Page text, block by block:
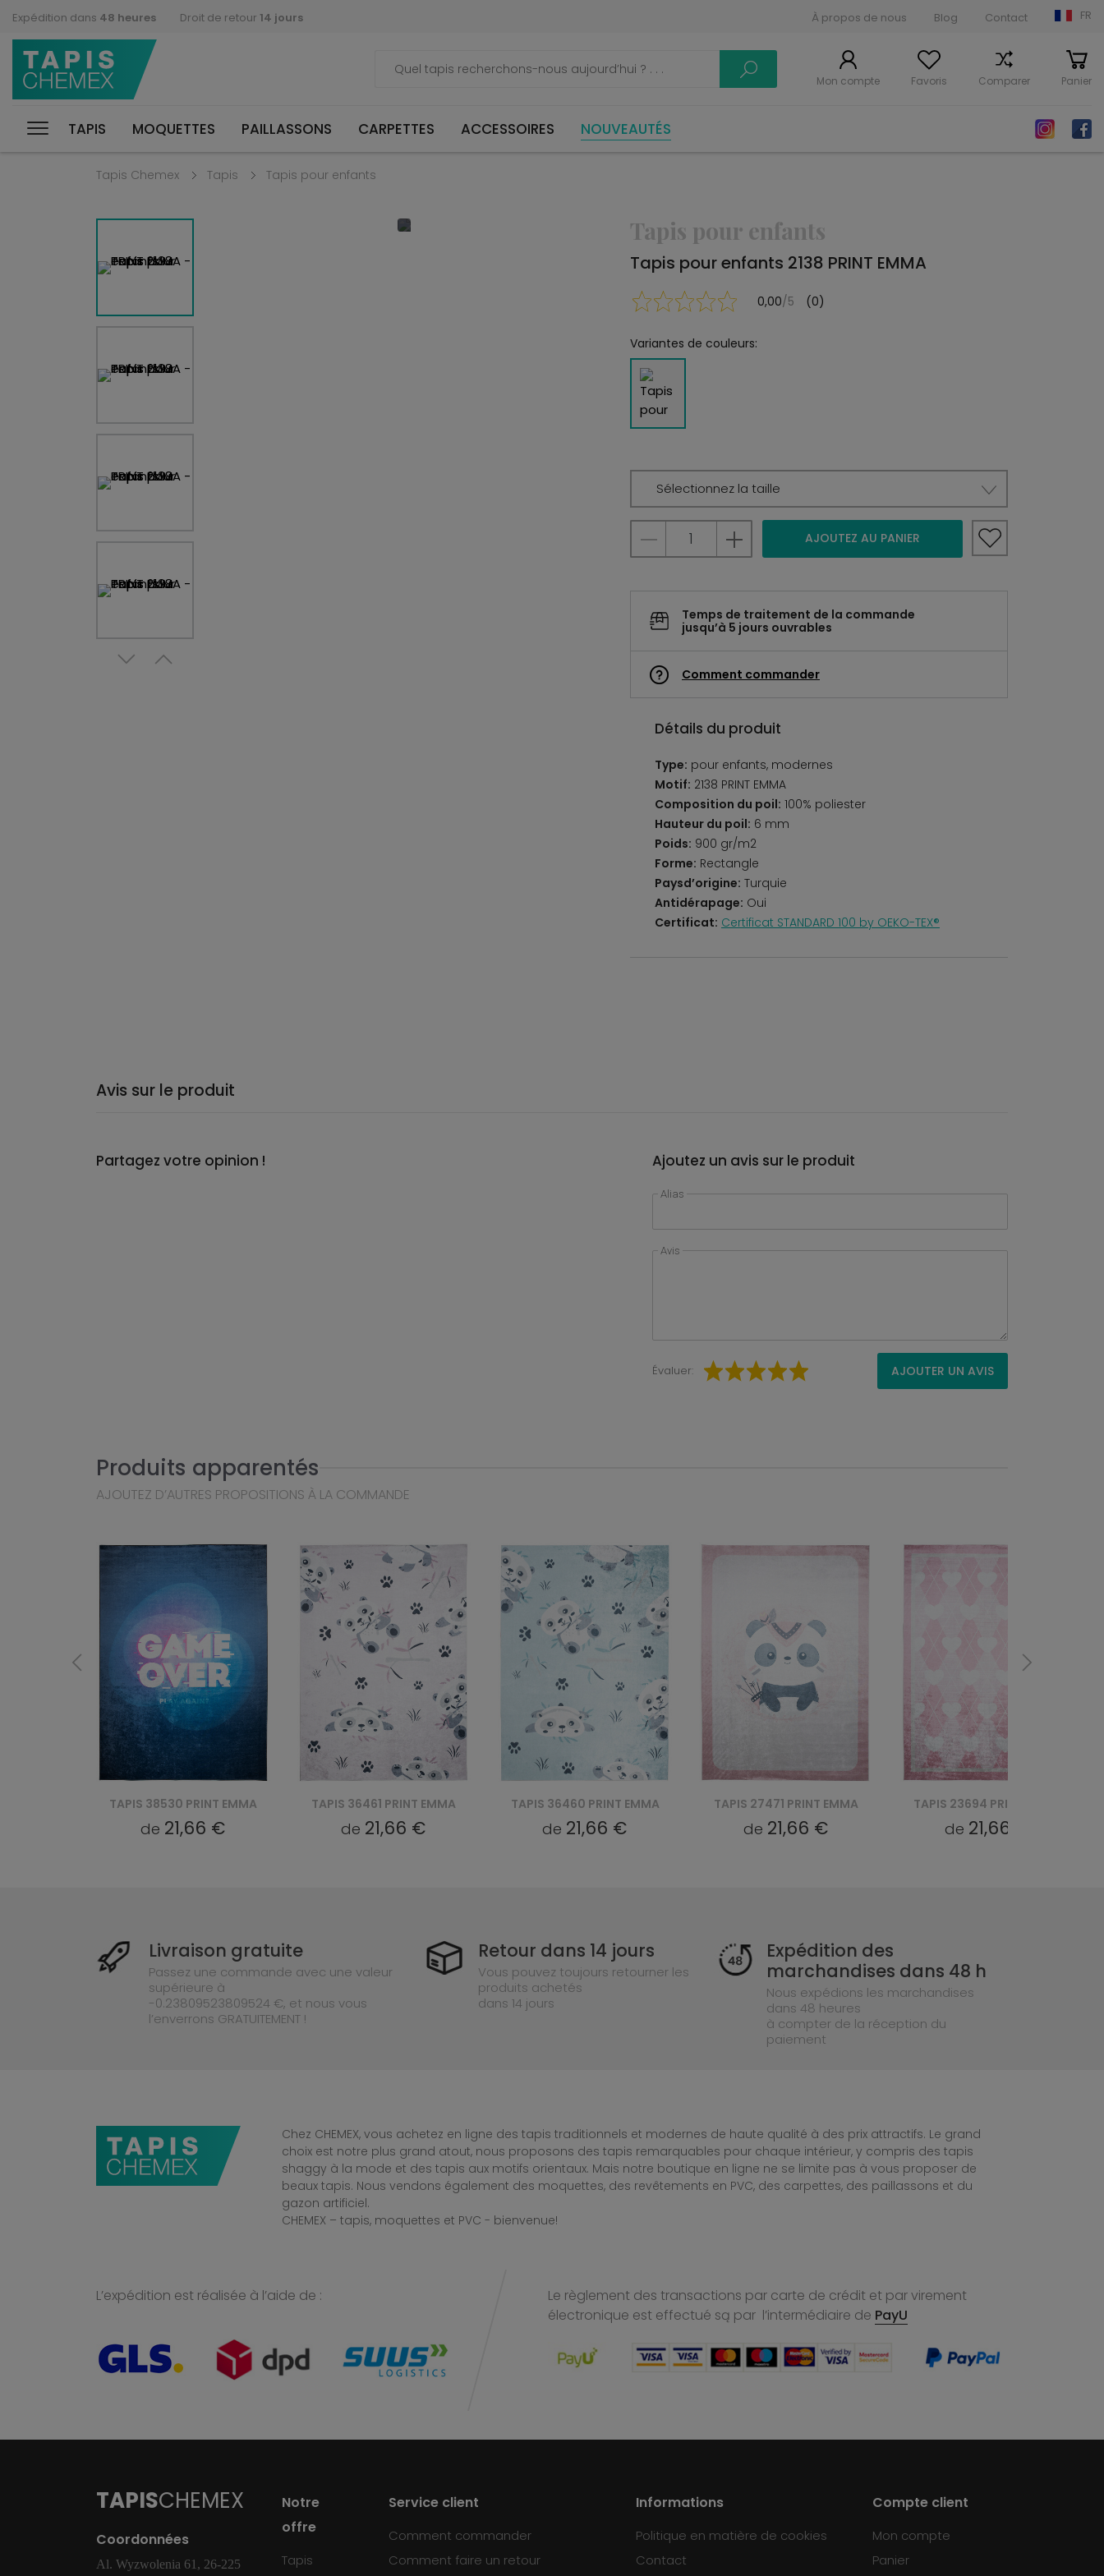
Expédition dans 48 heures Droit de retour 14 jours À propos de nous Blog Contact FR
Mon compte Favoris Comparer Panier
TAPIS MOQUETTES PAILLASSONS CARPETTES ACCESSOIRES NOUVEAUTÉS
Tapis Chemex Tapis Tapis pour enfants
Tapis pour enfants
Tapis pour enfants 2138 PRINT EMMA
0,00/5 (0)
Variantes de couleurs:
Sélectionnez la taille
AJOUTEZ AU PANIER
Temps de traitement de la commande
jusqu’à 5 jours ouvrables
Comment commander
Détails du produit
Type: pour enfants, modernes
Motif: 2138 PRINT EMMA
Composition du poil: 100% poliester
Hauteur du poil: 6 mm
Poids: 900 gr/m2
Forme: Rectangle
Paysd’origine: Turquie
Antidérapage: Oui
Certificat: Certificat STANDARD 100 by OEKO-TEX®
Avis sur le produit
Partagez votre opinion ! Ajoutez un avis sur le produit
Alias
Avis
Évaluer: AJOUTER UN AVIS
Produits apparentés
AJOUTEZ D’AUTRES PROPOSITIONS À LA COMMANDE
TAPIS 36461 PRINT EMMA
de 21,66 €
TAPIS 36460 PRINT EMMA
de 21,66 €
TAPIS 27471 PRINT EMMA
de 21,66 €
TAPIS 23694 PRINT EMMA
de 21,66 €
TAPIS 23691 PRINT EMMA
de 21,66 €
Livraison gratuite
Passez une commande avec une valeur
supérieure à
-0.23809523809524 €, et nous vous
l’enverrons GRATUITEMENT !
Retour dans 14 jours
Vous pouvez toujours retourner les
produits achetés
dans 14 jours
Expédition des
marchandises dans 48 h
Nous expédions les marchandises
dans 48 heures
à compter de la réception du
paiement
Chez CHEMEX, vous achetez en ligne des tapis traditionnels et modernes de haute qualité à des prix attractifs. Le grand
choix est notre plus grand atout, nous proposons des tapis remarquables pour chaque intérieur, y compris des tapis
shaggy à la mode et des tapis aux motifs orientaux. Mais notre boutique en ligne ne se limite pas à vous proposer de
beaux tapis. Nous vendons également des moquettes, des revêtements en PVC, des carpettes, des paillassons et du
gazon artificiel.
CHEMEX – tapis, moquettes et PVC - bienvenue!
L’expédition est réalisée à l’aide de :
Le règlement des transactions par carte de crédit et par virement
électronique est effectué są par l’intermédiaire de PayU
TAPISCHEMEX
Coordonnées
Al. Wyzwolenia 61, 26-225
Notre
offre
Tapis
Service client
Comment commander
Comment faire un retour
Informations
Politique en matière de cookies
Contact
Compte client
Mon compte
Panier